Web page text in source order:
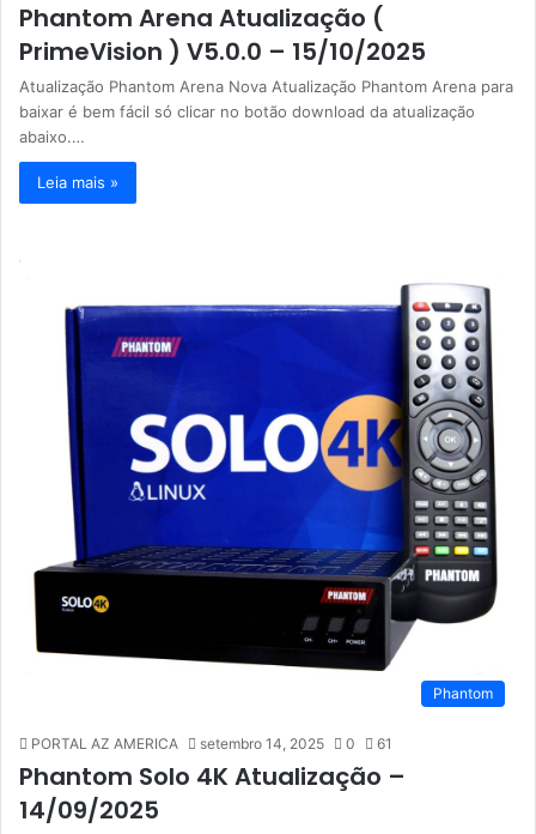
Phantom Arena Atualização (
PrimeVision ) V5.0.0 – 15/10/2025
Atualização Phantom Arena Nova Atualização Phantom Arena para
baixar é bem fácil só clicar no botão download da atualização
abaixo.…
Leia mais »
Phantom
PORTAL AZ AMERICA setembro 14, 2025 0 61
Phantom Solo 4K Atualização –
14/09/2025